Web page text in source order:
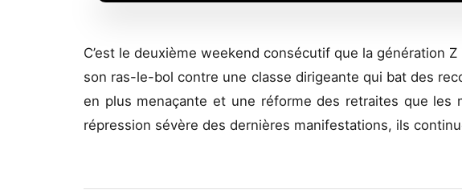
C’est le deuxième weekend consécutif que la génération
son ras-le-bol contre une classe dirigeante qui bat des
en plus menaçante et une réforme des retraites que les
répression sévère des dernières manifestations, ils